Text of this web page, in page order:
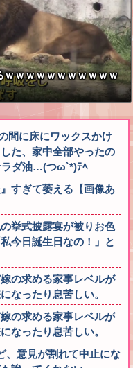
ｗｗｗｗｗｗｗｗｗｗ
間に床にワックスかけ
た、家中全部やったの
ラダ油…(つω`*)ﾃﾍ
すぎて萎える【画像あ
挙式披露宴が被りお色
今日誕生日なの！」と
の求める家事レベルが
なったり息苦しい。
の求める家事レベルが
なったり息苦しい。
、意見が割れて中止にな